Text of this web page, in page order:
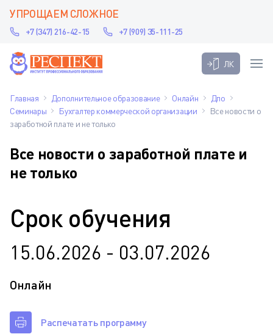
УПРОЩАЕМ СЛОЖНОЕ
+7 (347) 216-42-15 +7 (909) 35-111-25
ЛК
Главная Дополнительное образование Онлайн
Дпо
Семинары
Бухгалтер коммерческой организации
Все новости о
заработной плате и не только
Все новости о заработной плате и
не только
Срок обучения
15.06.2026 - 03.07.2026
Онлайн
Распечатать программу